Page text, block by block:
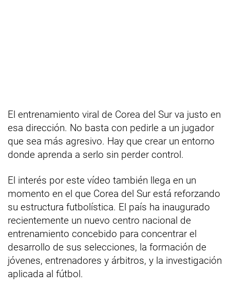
El entrenamiento viral de Corea del Sur va justo en
esa dirección. No basta con pedirle a un jugador
que sea más agresivo. Hay que crear un entorno
donde aprenda a serlo sin perder control.
El interés por este vídeo también llega en un
momento en el que Corea del Sur está reforzando
su estructura futbolística. El país ha inaugurado
recientemente un nuevo centro nacional de
entrenamiento concebido para concentrar el
desarrollo de sus selecciones, la formación de
jóvenes, entrenadores y árbitros, y la investigación
aplicada al fútbol.